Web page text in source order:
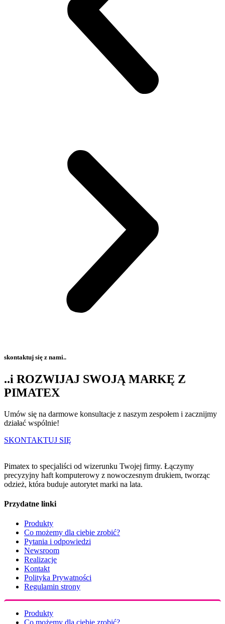
skontaktuj się z nami..
..i ROZWIJAJ SWOJĄ MARKĘ Z
PIMATEX
Umów się na darmowe konsultacje z naszym zespołem i zacznijmy
działać wspólnie!
SKONTAKTUJ SIĘ
Pimatex to specjaliści od wizerunku Twojej firmy. Łączymy
precyzyjny haft komputerowy z nowoczesnym drukiem, tworząc
odzież, która buduje autorytet marki na lata.
Przydatne linki
Produkty
Co możemy dla ciebie zrobić?
Pytania i odpowiedzi
Newsroom
Realizacje
Kontakt
Polityka Prywatności
Regulamin strony
Produkty